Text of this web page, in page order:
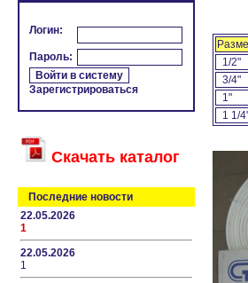
Логин:
Пароль:
Зарегистрироваться
Скачать каталог
Последние новости
22.05.2026
1
22.05.2026
1
1/2"
3/4"
1"
1 1/